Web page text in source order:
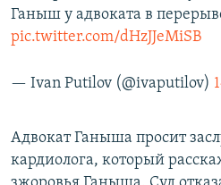
Ганыш у адвоката в
pic.twitter.com/dHzJJeMiSB
— Ivan Putilov (@ivaputilov)
Адвокат Ганыша просит
кардиолога, который